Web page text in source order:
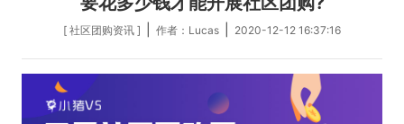
[ 社区团购资讯 ] 作者：Lucas 2020-12-12 16:37:16